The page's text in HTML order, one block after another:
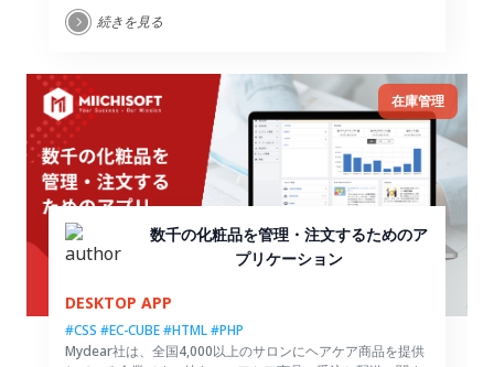
続きを見る
在庫管理
数千の化粧品を管理・注文するためのア
プリケーション
DESKTOP APP
#CSS #EC-CUBE#HTML#PHP
Mydear社は、全国4,000以上のサロンにヘアケア商品を提供